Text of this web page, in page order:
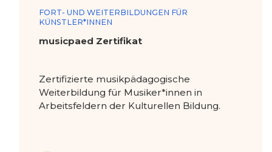
FORT- UND WEITERBILDUNGEN FÜR
KÜNSTLER*INNEN
musicpaed Zertifikat
Zertifizierte musikpädagogische
Weiterbildung für Musiker*innen in
Arbeitsfeldern der Kulturellen Bildung.